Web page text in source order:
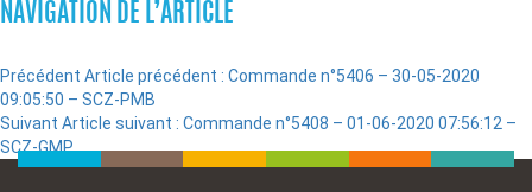
NAVIGATION DE L’ARTICLE
Précédent Article précédent : Commande n°5406 – 30-05-2020
09:05:50 – SCZ-PMB
Suivant Article suivant : Commande n°5408 – 01-06-2020 07:56:12 –
SCZ-GMP